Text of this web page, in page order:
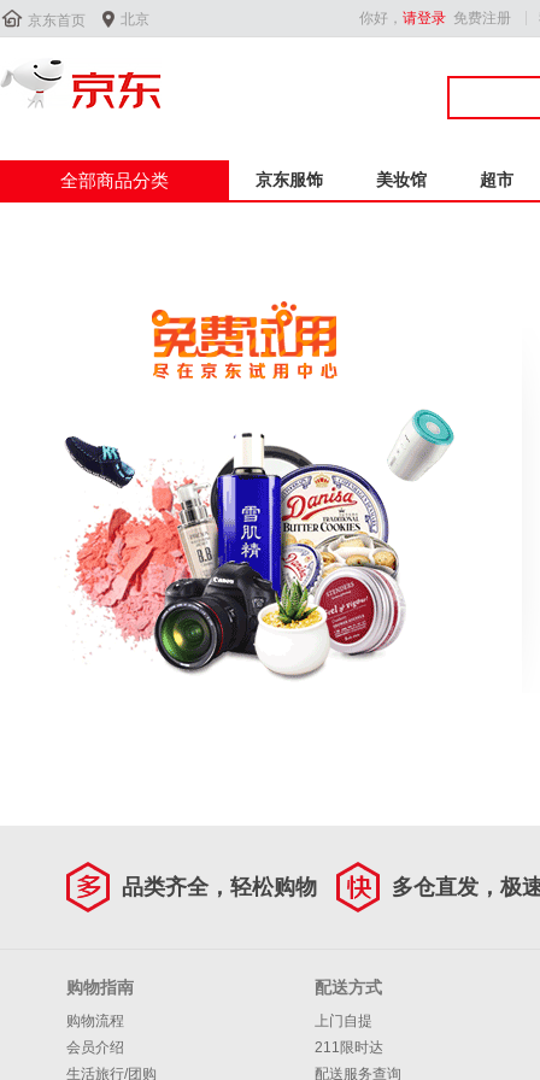
 京东首页  北京 你好， 请登录 免费注册
全部商品分类 京东服饰 美妆馆 超市
品类齐全，轻松购物 多仓直发，极
购物指南
购物流程
会员介绍
生活旅行/团购
配送方式
上门自提
211限时达
配送服务查询